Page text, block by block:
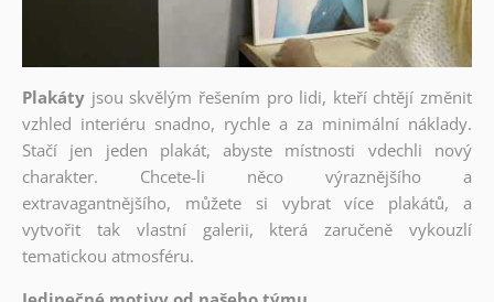
Plakáty jsou skvělým řešením pro lidi, kteří chtějí změnit
vzhled interiéru snadno, rychle a za minimální náklady.
Stačí jen jeden plakát, abyste místnosti vdechli nový
charakter. Chcete-li něco výraznějšího a
extravagantnějšího, můžete si vybrat více plakátů, a
vytvořit tak vlastní galerii, která zaručeně vykouzlí
tematickou atmosféru.